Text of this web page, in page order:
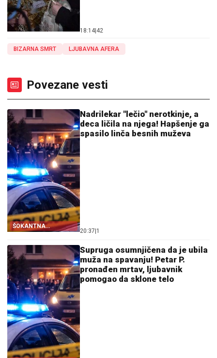
18:14 42
BIZARNA SMRT LJUBAVNA AFERA
Povezane vesti
ŠOKANTNA
ISPOVEST
Nadrilekar "lečio" nerotkinje, a
deca ličila na njega! Hapšenje ga
spasilo linča besnih muževa
20:37 1
Supruga osumnjičena da je ubila
muža na spavanju! Petar P.
pronađen mrtav, ljubavnik
pomogao da sklone telo